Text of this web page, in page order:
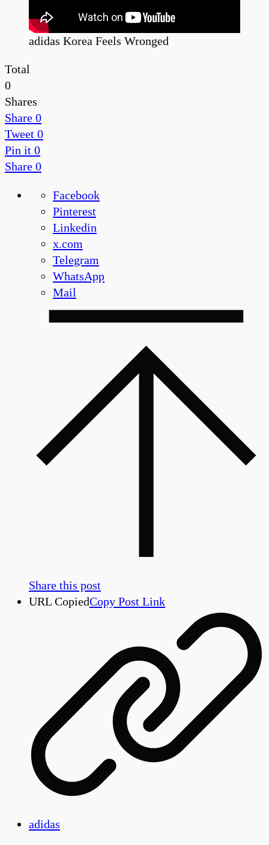
adidas Korea Feels Wronged
Total
0
Shares
Share 0
Tweet 0
Pin it 0
Share 0
Facebook
Pinterest
Linkedin
x.com
Telegram
WhatsApp
Mail
Share this post
URL CopiedCopy Post Link
adidas